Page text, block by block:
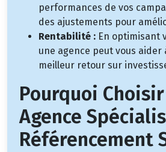
performances de vos
des ajustements pour
Rentabilité : En optimisant
une agence peut vous aider
meilleur retour sur
Pourquoi
Agence
Référencement